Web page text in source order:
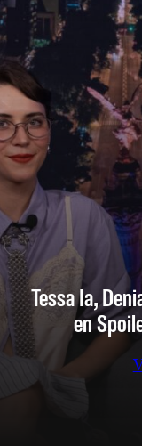
Tessa Ia,
en